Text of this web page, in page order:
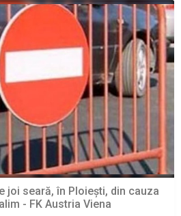
joi seară, în Ploiești, din cauza
- FK Austria Viena